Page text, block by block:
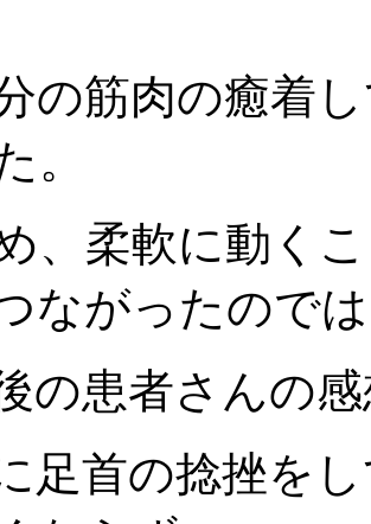
の筋肉の癒着
。
、柔軟に動く
ながったので
の患者さんの
足首の捻挫を